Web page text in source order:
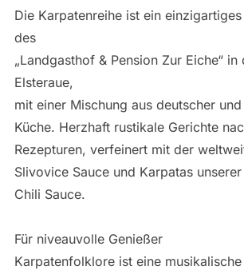
Die Karpatenreihe ist ein
des
„Landgasthof & Pension Zur Eiche“
Elsteraue,
mit einer Mischung aus deutscher
Küche. Herzhaft rustikale Gerichte
Rezepturen, verfeinert mit der
Slivovice Sauce und Karpatas
Chili Sauce.
Für niveauvolle Genießer
Karpatenfolklore ist eine musikalische